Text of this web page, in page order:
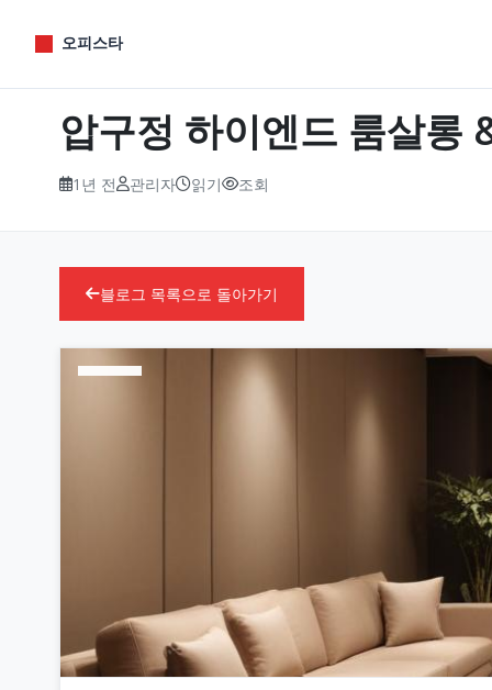
오피스타
압구정 하이엔드 룸살롱
1년 전 관리자 읽기 조회
블로그 목록으로 돌아가기